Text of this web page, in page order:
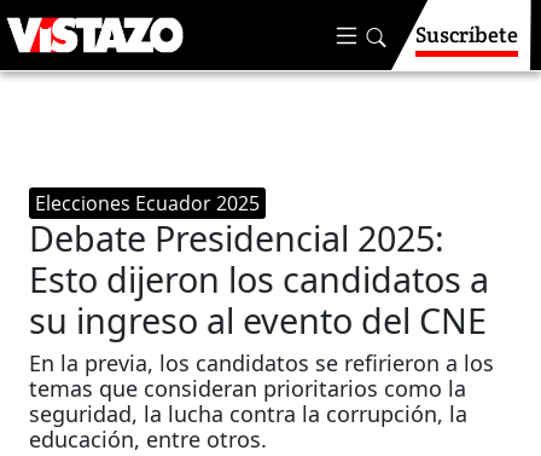
Suscríbete
Elecciones Ecuador 2025
Debate Presidencial 2025:
Esto dijeron los candidatos a
su ingreso al evento del CNE
En la previa, los candidatos se refirieron a los
temas que consideran prioritarios como la
seguridad, la lucha contra la corrupción, la
educación, entre otros.